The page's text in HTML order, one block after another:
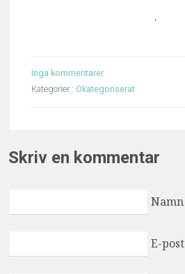
.
Inga kommentarer
Kategorier : Okategoriserat
Skriv en kommentar
Namn
E-post